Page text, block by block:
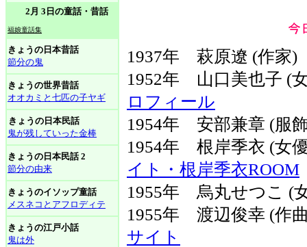
2月 3日の童話・昔話
福娘童話集
きょうの日本昔話
節分の鬼
きょうの世界昔話
オオカミと七匹の子ヤギ
きょうの日本民話
鬼が残していった金棒
きょうの日本民話 2
節分の由来
きょうのイソップ童話
メスネコとアフロディテ
きょうの江戸小話
鬼は外
1937年 萩原遼 (作家)
1952年 山口美也
ロフィール
1954年 安部兼章 (服
1954年 根岸季衣 (
イト・根岸季衣ROOM
1955年 烏丸せつこ (
1955年 渡辺俊幸 (
サイト